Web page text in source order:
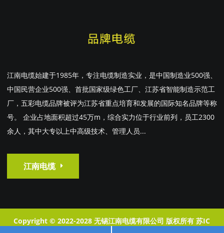
江南电缆始建于1985年，专注电缆制造实业，是中国制造业500强、
中国民营企业500强、首批国家级绿色工厂、江苏省智能制造示范工
厂，五彩电缆品牌被评为江苏省重点培育和发展的国际知名品牌等称
号。 企业占地面积超过45万m，综合实力位于行业前列，员工2300
余人，其中大专以上中高级技术、管理人员...
江南电缆
Copyright © 2022-2028 无锡江南电缆有限公司 版权所有苏IC